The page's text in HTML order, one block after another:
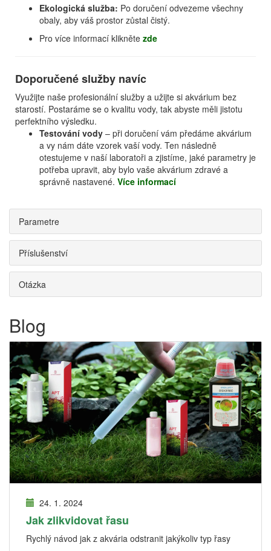
Ekologická služba: Po doručení odvezeme všechny
obaly, aby váš prostor zůstal čistý.
Pro více informací klikněte zde
Doporučené služby navíc
Využijte naše profesionální služby a užijte si akvárium bez
starostí. Postaráme se o kvalitu vody, tak abyste měli jistotu
perfektního výsledku.
Testování vody – při doručení vám předáme akvárium
a vy nám dáte vzorek vaší vody. Ten následně
otestujeme v naší laboratoři a zjistíme, jaké parametry je
potřeba upravit, aby bylo vaše akvárium zdravé a
správně nastavené. Více informací
Parametre
Příslušenství
Otázka
Blog
24. 1. 2024
Jak zlikvidovat řasu
Rychlý návod jak z akvária odstranit jakýkoliv typ řasy